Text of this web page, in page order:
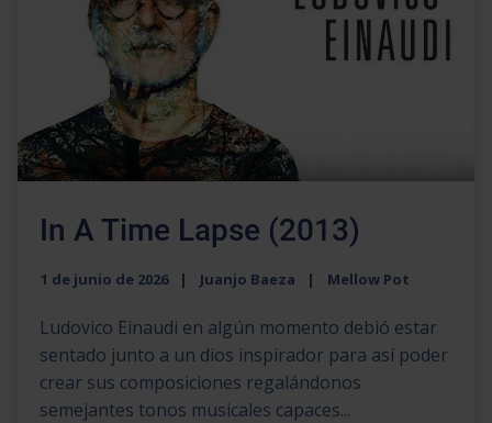
In A Time Lapse (2013)
1 de junio de 2026 Juanjo Baeza Mellow Pot
Ludovico Einaudi en algún momento debió estar
sentado junto a un dios inspirador para así poder
crear sus composiciones regalándonos
semejantes tonos musicales capaces...